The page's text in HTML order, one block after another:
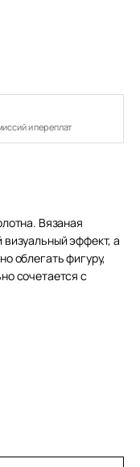
и переплат
Вязаная
визуальный эффект, а
облегать фигуру,
сочетается с